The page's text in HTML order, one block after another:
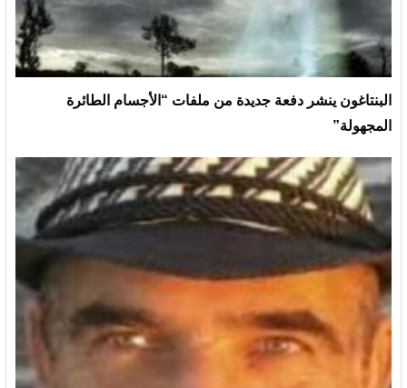
البنتاغون ينشر دفعة جديدة من ملفات “الأجسام الطائرة
المجهولة”